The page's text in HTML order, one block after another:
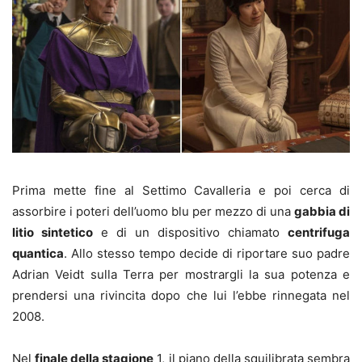
Prima mette fine al Settimo Cavalleria e poi cerca di
assorbire i poteri dell’uomo blu per mezzo di una gabbia di
litio sintetico e di un dispositivo chiamato centrifuga
quantica. Allo stesso tempo decide di riportare suo padre
Adrian Veidt sulla Terra per mostrargli la sua potenza e
prendersi una rivincita dopo che lui l’ebbe rinnegata nel
2008.
Nelfinale della stagione 1, il piano della squilibrata sembra